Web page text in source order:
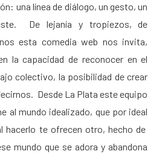
una línea de diálogo, un gesto, un
De lejanía y tropiezos, de
esta comedia web nos invita,
la capacidad de reconocer en el
colectivo, la posibilidad de crear
Desde La Plata este equipo
al mundo idealizado, que por ideal
hacerlo te ofrecen otro, hecho de
mundo que se adora y abandona